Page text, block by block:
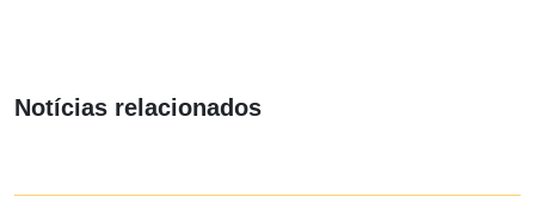
Notícias relacionados